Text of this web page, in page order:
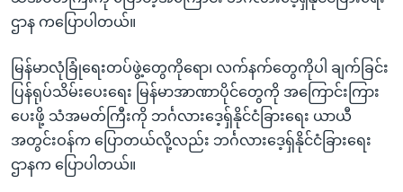
ဌာန ကပြောပါတယ်။
မြန်မာလုံခြုံရေးတပ်ဖွဲ့တွေကိုရော၊ လက်နက်တွေကိုပါ ချက်ခြင်း
ပြန်ရုပ်သိမ်းပေးရေး မြန်မာအာဏာပိုင်တွေကို အကြောင်းကြား
ပေးဖို့ သံအမတ်ကြီးကို ဘင်္ဂလားဒေ့ရှ်နိုင်ငံခြားရေး ယာယီ
အတွင်းဝန်က ပြောတယ်လို့လည်း ဘင်္ဂလားဒေ့ရှ်နိုင်ငံခြားရေး
ဌာနက ပြောပါတယ်။